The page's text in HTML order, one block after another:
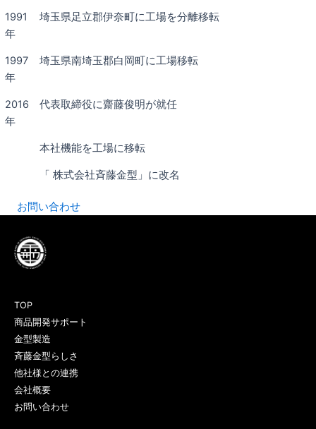
1991
年
埼玉県足立郡伊奈町に工場を分離移転
1997
年
埼玉県南埼玉郡白岡町に工場移転
2016
年
代表取締役に齋藤俊明が就任
本社機能を工場に移転
「 株式会社斉藤金型」に改名
お問い合わせ
TOP
商品開発サポート
金型製造
斉藤金型らしさ
他社様との連携
会社概要
お問い合わせ